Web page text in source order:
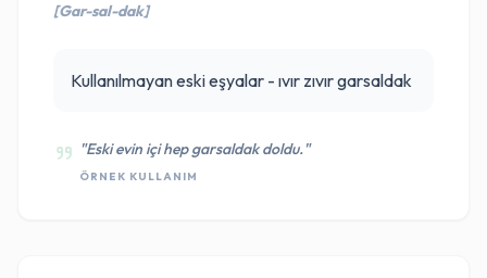
[Gar-sal-dak]
Kullanılmayan eski eşyalar - ıvır zıvır garsaldak
"Eski evin içi hep garsaldak doldu."
ÖRNEK KULLANIM